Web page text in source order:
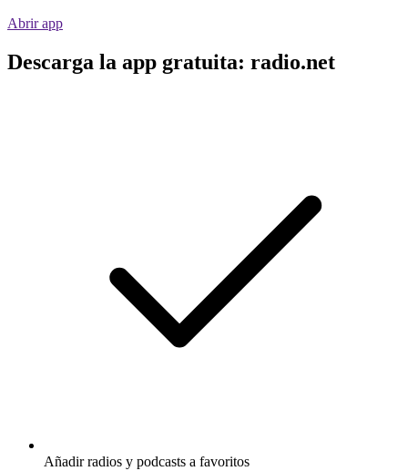
Abrir app
Descarga la app gratuita: radio.net
Añadir radios y podcasts a favoritos